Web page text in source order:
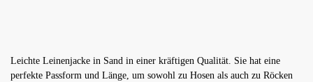
Leichte Leinenjacke in Sand in einer kräftigen Qualität. Sie hat eine
perfekte Passform und Länge, um sowohl zu Hosen als auch zu Röcken